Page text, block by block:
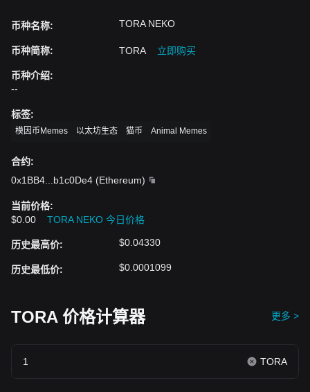
币种名称: TORA NEKO
币种简称: TORA 立即购买
币种介绍:
--
标签:
模因币Memes 以太坊生态 猫币 Animal Memes
合约:
0x1BB4
b1c0De4 (Ethereum)
当前价格:
$0.00
TORA NEKO 今日价格
历史最高价: $0.04330
历史最低价: $0.0001099
TORA 价格计算器 更多 >
TORA